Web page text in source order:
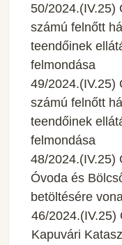
50/2024.(IV.25)
számú felnőtt
teendőinek
felmondása
49/2024.(IV.25)
számú felnőtt
teendőinek
felmondása
48/2024.(IV.25)
Óvoda és
betöltésére
46/2024.(IV.25)
Kapuvári